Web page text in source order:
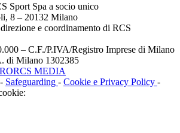
Sport Spa a socio unico
8 – 20132 Milano
e coordinamento di RCS
– C.F./P.IVA/Registro Imprese di Milano
di Milano 1302385
MEDIA
- Safeguarding - Cookie e Privacy Policy -